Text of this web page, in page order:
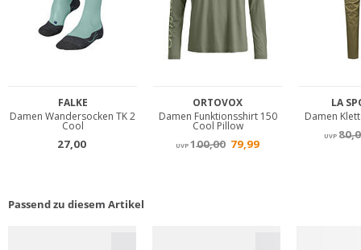
Passend zu diesem Artikel